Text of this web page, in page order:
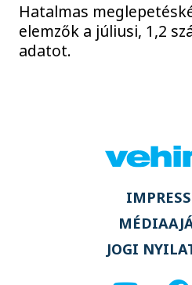
Hatalmas
elemzők a júliusi, 1,2
adatot.
JOGI